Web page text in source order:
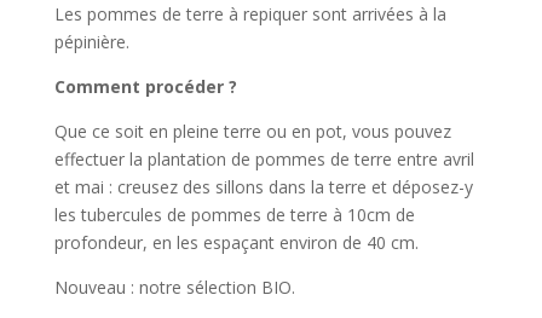
Les pommes de terre à repiquer sont arrivées à la
pépinière.
Comment procéder ?
Que ce soit en pleine terre ou en pot, vous pouvez
effectuer la plantation de pommes de terre entre avril
et mai : creusez des sillons dans la terre et déposez-y
les tubercules de pommes de terre à 10cm de
profondeur, en les espaçant environ de 40 cm.
Nouveau : notre sélection BIO.